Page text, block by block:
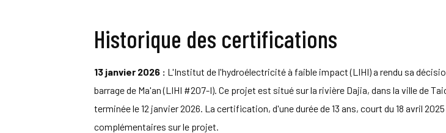
Historique des certifications
13 janvier 2026 : L'Institut de l'hydroélectricité à faible impact (LIHI) a rendu sa
barrage de Ma'an (LIHI #207-I). Ce projet est situé sur la rivière Dajia, dans la ville de
terminée le 12 janvier 2026. La certification, d'une durée de 13 ans, court du 18 avril
complémentaires sur le projet.